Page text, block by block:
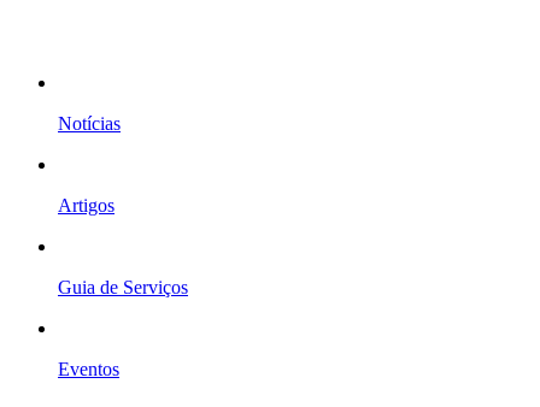
Notícias
Artigos
Guia de Serviços
Eventos